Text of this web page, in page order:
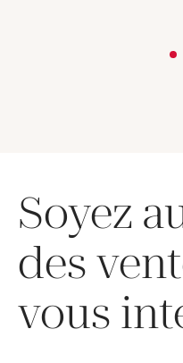
Soyez
des
vous